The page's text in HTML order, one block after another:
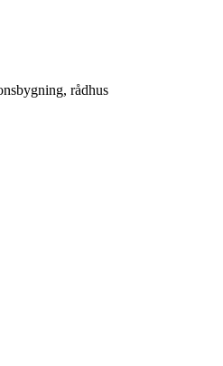
rådhus